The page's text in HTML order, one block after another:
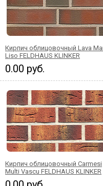
Кирпич облицовочный Lava
Liso FELDHAUS KLINKER
0.00 руб.
Кирпич облицовочный Carmesi
Multi Vascu FELDHAUS KLINKER